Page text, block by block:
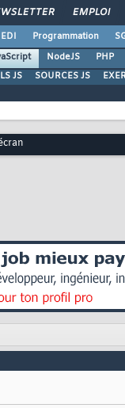
EMPLOI
EDI Programmation
NodeJS PHP
JS SOURCES JS